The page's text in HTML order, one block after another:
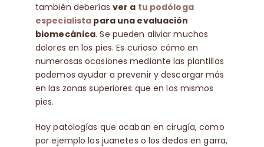
también deberías ver a tu podóloga
especialista para una evaluación
biomecánica. Se pueden aliviar muchos
dolores en los pies. Es curioso cómo en
numerosas ocasiones mediante las plantillas
podemos ayudar a prevenir y descargar más
en las zonas superiores que en los mismos
pies.
Hay patologías que acaban en cirugía, como
por ejemplo los juanetes o los dedos en garra,